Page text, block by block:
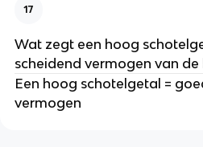
17
Wat zegt een hoog
scheidend vermogen van de
Een hoog schotelgetal =
vermogen